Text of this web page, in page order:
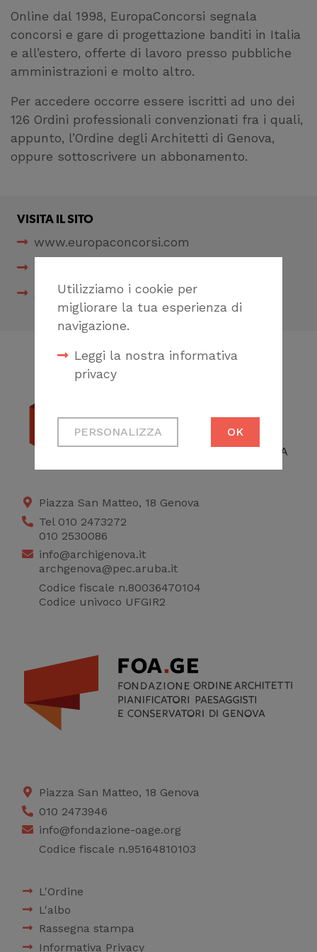
Utilizziamo i cookie per
migliorare la tua esperienza di
navigazione.
Leggi la nostra informativa
privacy
Cookie tecnici
Necessari per
Cookie di profilazione
Ci permettono di
raccogliere dati
statistici su di te per
migliorare il servizio
PERSONALIZZA OK
Online dal 1998, EuropaConcorsi segnala
concorsi e gare di progettazione banditi in Italia
e all’estero, offerte di lavoro presso pubbliche
amministrazioni e molto altro.
Per accedere occorre essere iscritti ad uno dei
126 Ordini professionali convenzionati fra i quali,
appunto, l’Ordine degli Architetti di Genova,
oppure sottoscrivere un abbonamento.
VISITA IL SITO
www.europaconcorsi.com
Accordo OAGE
Piazza San Matteo, 18 Genova
Tel 010 2473272
010 2530086
info@archigenova.it
archgenova@pec.aruba.it
Codice fiscale n.80036470104
Codice univoco UFGIR2
Piazza San Matteo, 18 Genova
010 2473946
info@fondazione-oage.org
Codice fiscale n.95164810103
L'Ordine
L'albo
Rassegna stampa
Informativa Privacy